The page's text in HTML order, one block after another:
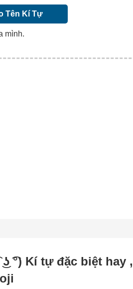
Tên Kí Tự
mình.
͜ʖ ͡°) Kí tự đặc biệt